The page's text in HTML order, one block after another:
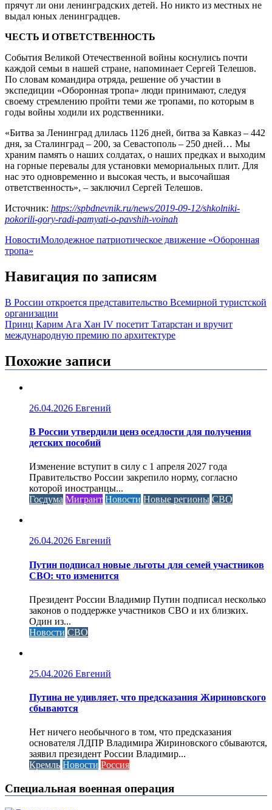
прячут ли они ленинградских детей. Но никто из местных не
выдал юных ленинградцев.
ЧЕСТЬ И ОТВЕТСТВЕННОСТЬ
События Великой Отечественной войны коснулись почти
каждой семьи в нашей стране, напоминает Сергей Телешов.
По словам командира отряда, решение об участии в
экспедиции «Оборонная тропа» люди принимают, следуя
своему стремлению пройти теми же тропами, по которым в
годы войны ходили их родственники.
«Битва за Ленинград длилась 1126 дней, битва за Кавказ – 442
дня, за Сталинград – 200, за Севастополь – 250 дней… Мы
храним память о наших солдатах, о наших предках и выходим
на горные перевалы для установки мемориальных плит. Для
нас это одновременно и высокая честь, и высочайшая
ответственность», – заключил Сергей Телешов.
Источник: https://spbdnevnik.ru/news/2019-09-12/shkolniki-
pokorili-gory-radi-pamyati-o-pavshih-voinah
НовостиМолодежное патриотическое движение «Оборонная
тропа»
Навигация по записям
В России откроется представительство Всемирной туристской
организации
Принц Карим Ага Хан IV посетит Татарстан и вручит
международную премию по архитектуре
Похожие записи
26.04.2026 Евгений
В России утвердили ценз оседлости для получения
детских пособий
Изменение вступит в силу с 1 апреля 2027 года
Правительство России закрепило норму, согласно
которой иностранцы...
Госдума Мигрант Новости Новые регионы СВО
26.04.2026 Евгений
Путин подписал новые льготы для семей участников
СВО: что изменится
Президент России Владимир Путин подписал несколько
законов о поддержке участников СВО и их близких.
Один из...
Новости СВО
25.04.2026 Евгений
Путина не удивляет, что предсказания Жириновского
сбываются
Нет ничего необычного в том, что предсказания
основателя ЛДПР Владимира Жириновского сбываются,
заявил президент России Владимир...
Кремль Новости Россия
Специальная военная операция